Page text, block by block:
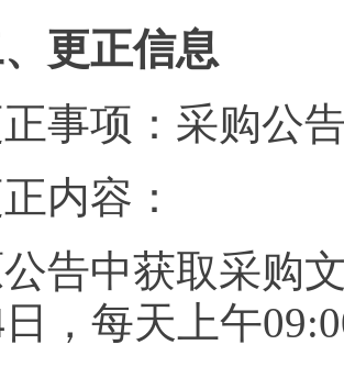
更正信息
事项：采购公
内容：
告中获取采购
日，每天上午